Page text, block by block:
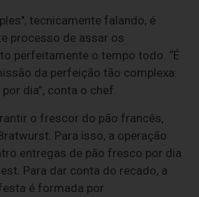
tecnicamente falando, é
processo de assar os
perfeitamente o tempo todo. “É
da perfeição tão complexa:
dia”, conta o chef.
o frescor do pão francês,
Para isso, a operação
entregas de pão fresco por dia
Para dar conta do recado, a
é formada por